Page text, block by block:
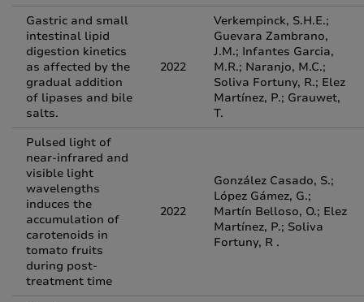
Gastric and small
intestinal lipid
digestion kinetics
as affected by the
gradual addition
of lipases and bile
salts.
2022
Verkempinck, S.H.E.;
Guevara Zambrano,
J.M.; Infantes Garcia,
M.R.; Naranjo, M.C.;
Soliva Fortuny, R.; Elez
Martínez, P.; Grauwet,
T.
Pulsed light of
near‐infrared and
visible light
wavelengths
induces the
accumulation of
carotenoids in
tomato fruits
during post‐
treatment time
2022
González Casado, S.;
López Gámez, G.;
Martín Belloso, O.; Elez
Martínez, P.; Soliva
Fortuny, R .